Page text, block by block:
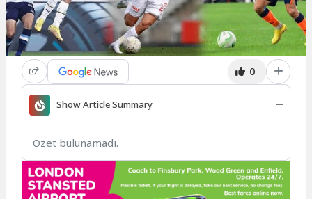
0
Show Article Summary
Özet bulunamadı.